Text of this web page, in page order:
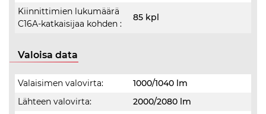
Kiinnittimien lukumäärä
C16A-katkaisijaa kohden :
85 kpl
Valoisa data
Valaisimen valovirta:
1000/1040 lm
Lähteen valovirta:
2000/2080 lm